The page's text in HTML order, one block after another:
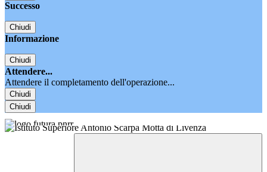
Successo
Chiudi
Informazione
Chiudi
Attendere...
Attendere il completamento dell'operazione...
Chiudi
Chiudi